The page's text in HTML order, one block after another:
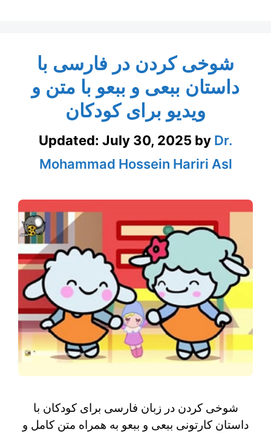
شوخی کردن در فارسی با
داستان ببعی و ببعو با متن و
ویدیو برای کودکان
Updated: July 30, 2025 by Dr.
Mohammad Hossein Hariri Asl
شوخی کردن در زبان فارسی برای کودکان با
داستان کارتونی ببعی و ببعو به همراه متن کامل و